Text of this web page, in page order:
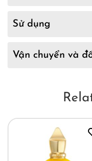
Sử dụng
Vận chuyển và